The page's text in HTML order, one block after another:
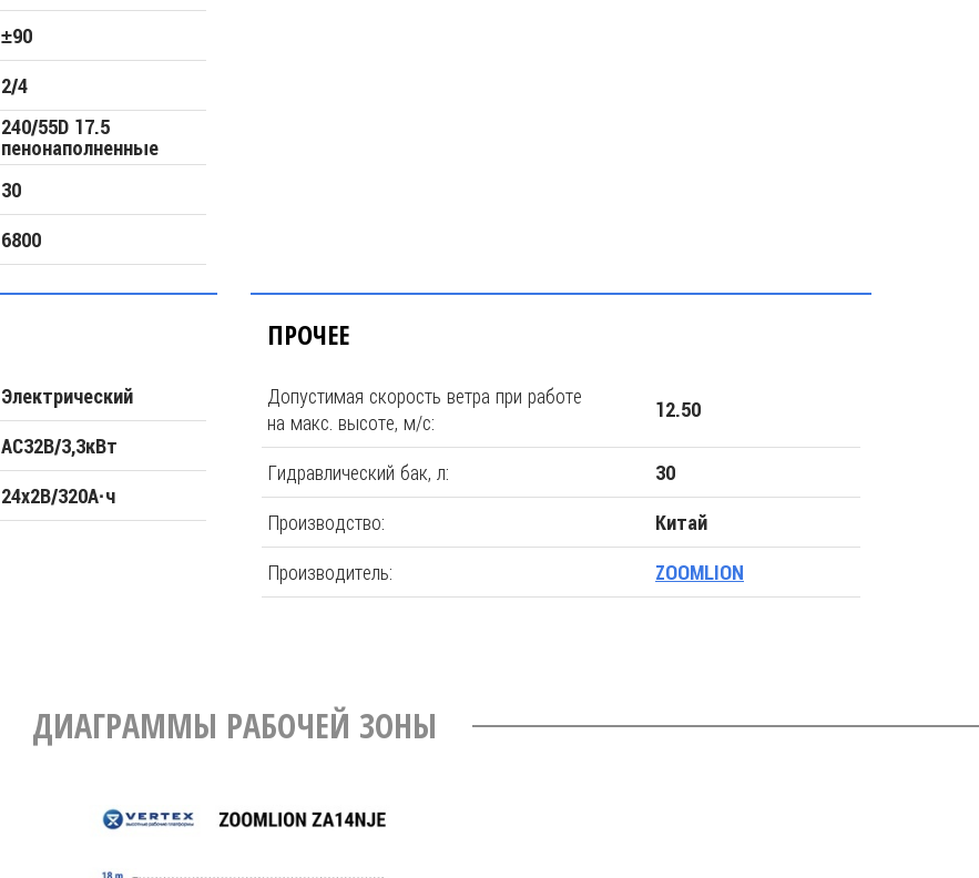
±90
2/4
240/55D 17.5
пенонаполненные
30
6800
Электрический
AC32В/3,3кВт
24x2В/320А·ч
ПРОЧЕЕ
Допустимая скорость ветра при работе
на макс. высоте, м/с:
12.50
Гидравлический бак, л: 30
Производство: Китай
Производитель: ZOOMLION
ДИАГРАММЫ РАБОЧЕЙ ЗОНЫ